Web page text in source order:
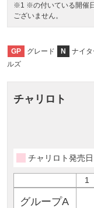
※1 ※の付いている開催
ございません。
GP グレード N ナイタ
ルズ
チャリロト
チャリロト発売日
1
グループA